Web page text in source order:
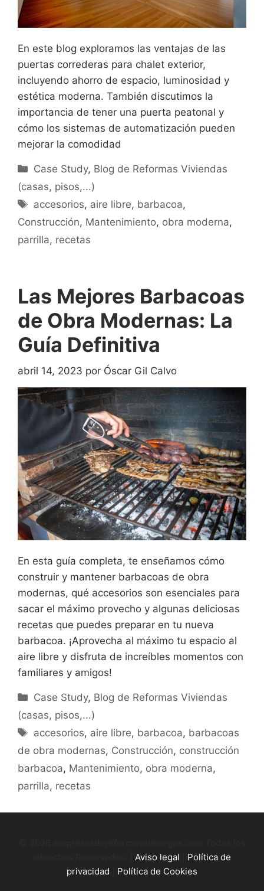
En este blog exploramos las ventajas de las
puertas correderas para chalet exterior,
incluyendo ahorro de espacio, luminosidad y
estética moderna. También discutimos la
importancia de tener una puerta peatonal y
cómo los sistemas de automatización pueden
mejorar la comodidad
Categorías
Case Study, Blog de Reformas Viviendas
(casas, pisos,...)
Etiquetas
accesorios, aire libre, barbacoa,
Construcción, Mantenimiento, obra moderna,
parrilla, recetas
Las Mejores Barbacoas
de Obra Modernas: La
Guía Definitiva
abril 14, 2023 por Óscar Gil Calvo
En esta guía completa, te enseñamos cómo
construir y mantener barbacoas de obra
modernas, qué accesorios son esenciales para
sacar el máximo provecho y algunas deliciosas
recetas que puedes preparar en tu nueva
barbacoa. ¡Aprovecha al máximo tu espacio al
aire libre y disfruta de increíbles momentos con
familiares y amigos!
Categorías
Case Study, Blog de Reformas Viviendas
(casas, pisos,...)
Etiquetas
accesorios, aire libre, barbacoa, barbacoas
de obra modernas, Construcción, construcción
barbacoa, Mantenimiento, obra moderna,
parrilla, recetas
Aviso legal
Política de
privacidad
Política de Cookies